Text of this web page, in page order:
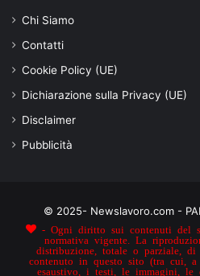
Chi Siamo
Contatti
Cookie Policy (UE)
Dichiarazione sulla Privacy (UE)
Disclaimer
Pubblicità
© 2025- Newslavoro.com -
- Ogni diritto sui contenuti del
normativa vigente. La
distribuzione, totale o parziale,
contenuto in questo sito (tra cui,
esaustivo, i testi, le immagini, le